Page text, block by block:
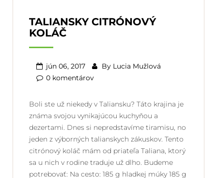
TALIANSKY CITRÓNOVÝ
KOLÁČ
jún 06, 2017 By Lucia Mužlová
0 komentárov
Boli ste už niekedy v Taliansku? Táto krajina je
známa svojou vynikajúcou kuchyňou a
dezertami. Dnes si nepredstavíme tiramisu, no
jeden z výborných talianskych zákuskov. Tento
citrónový koláč mám od priateľa Taliana, ktorý
sa u nich v rodine traduje už dlho. Budeme
potrebovať: Na cesto: 185 g hladkej múky 185 g